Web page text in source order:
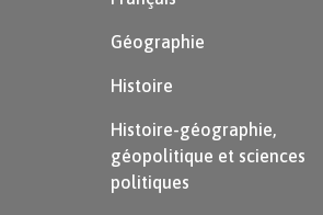
son amante par un sentiment de
de devoir, même lorsqu’il a cessé
Ellénore finit par le découvrir et
jusqu’à la mort.
Chapitre 1
Géographie
Histoire
Histoire-géographie,
géopolitique et sciences
politiques